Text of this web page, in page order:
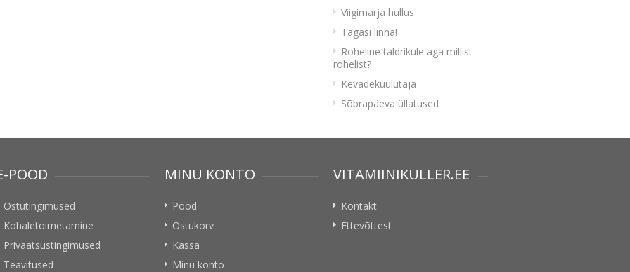
Viigimarja hullus
Tagasi linna!
Roheline taldrikule aga millist
rohelist?
Kevadekuulutaja
Sõbrapäeva üllatused
POOD
Ostutingimused
Kohaletoimetamine
Privaatsustingimused
Teavitused
MINU KONTO
Pood
Ostukorv
Kassa
Minu konto
VITAMIINIKULLER.EE
Kontakt
Ettevõttest